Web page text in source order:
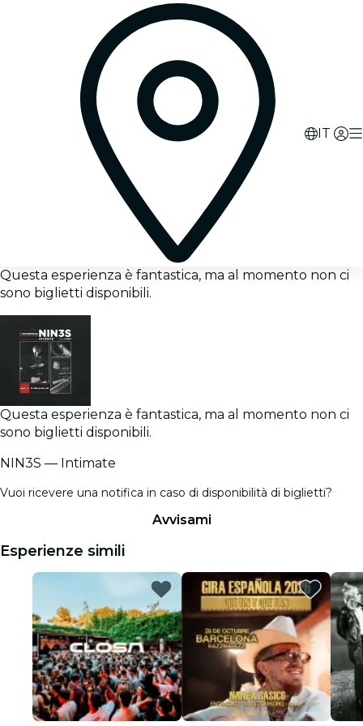
IT
Questa esperienza è fantastica, ma al momento non ci
sono biglietti disponibili.
Questa esperienza è fantastica, ma al momento non ci
sono biglietti disponibili.
NIN3S — Intimate
Vuoi ricevere una notifica in caso di disponibilità di biglietti?
Avvisami
Esperienze simili